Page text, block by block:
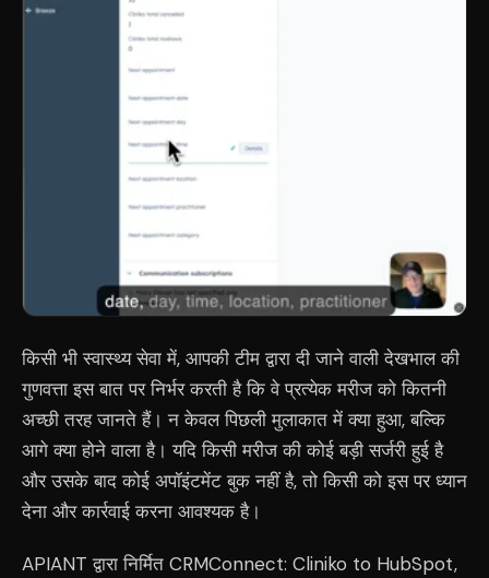
किसी भी स्वास्थ्य सेवा में, आपकी टीम द्वारा दी जाने वाली देखभाल की
गुणवत्ता इस बात पर निर्भर करती है कि वे प्रत्येक मरीज को कितनी
अच्छी तरह जानते हैं। न केवल पिछली मुलाकात में क्या हुआ, बल्कि
आगे क्या होने वाला है। यदि किसी मरीज की कोई बड़ी सर्जरी हुई है
और उसके बाद कोई अपॉइंटमेंट बुक नहीं है, तो किसी को इस पर ध्यान
देना और कार्रवाई करना आवश्यक है।
APIANT द्वारा निर्मित CRMConnect: Cliniko to HubSpot,